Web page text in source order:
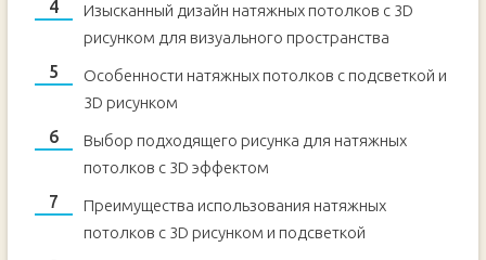
Изысканный дизайн натяжных потолков с 3D
рисунком для визуального пространства
Особенности натяжных потолков с подсветкой и
3D рисунком
Выбор подходящего рисунка для натяжных
потолков с 3D эффектом
Преимущества использования натяжных
потолков с 3D рисунком и подсветкой